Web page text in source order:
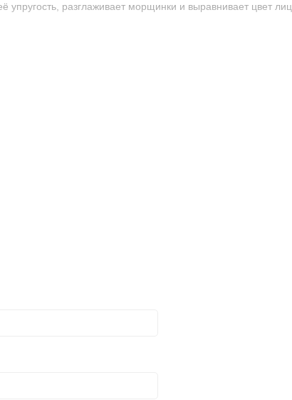
разглаживает морщинки и выравнивает цвет